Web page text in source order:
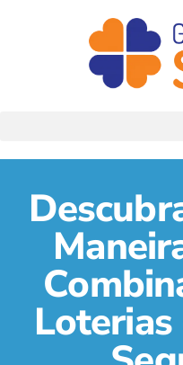
Loterias